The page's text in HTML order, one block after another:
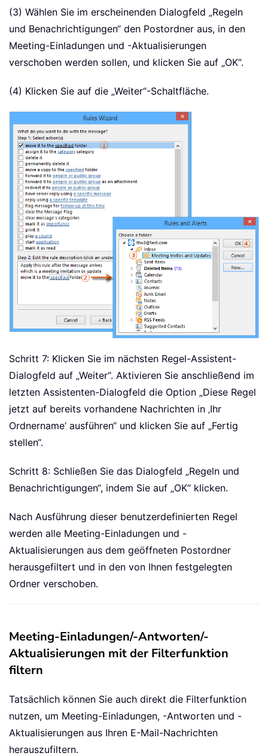
(3) Wählen Sie im erscheinenden Dialogfeld „Regeln
und Benachrichtigungen“ den Postordner aus, in den
Meeting-Einladungen und -Aktualisierungen
verschoben werden sollen, und klicken Sie auf „OK“.
(4) Klicken Sie auf die „Weiter“-Schaltfläche.
Schritt 7: Klicken Sie im nächsten Regel-Assistent-
Dialogfeld auf „Weiter“. Aktivieren Sie anschließend im
letzten Assistenten-Dialogfeld die Option „Diese Regel
jetzt auf bereits vorhandene Nachrichten in ‚Ihr
Ordnername‘ ausführen“ und klicken Sie auf „Fertig
stellen“.
Schritt 8: Schließen Sie das Dialogfeld „Regeln und
Benachrichtigungen“, indem Sie auf „OK“ klicken.
Nach Ausführung dieser benutzerdefinierten Regel
werden alle Meeting-Einladungen und -
Aktualisierungen aus dem geöffneten Postordner
herausgefiltert und in den von Ihnen festgelegten
Ordner verschoben.
Meeting-Einladungen/-Antworten/-
Aktualisierungen mit der Filterfunktion
filtern
Tatsächlich können Sie auch direkt die Filterfunktion
nutzen, um Meeting-Einladungen, -Antworten und -
Aktualisierungen aus Ihren E-Mail-Nachrichten
herauszufiltern.